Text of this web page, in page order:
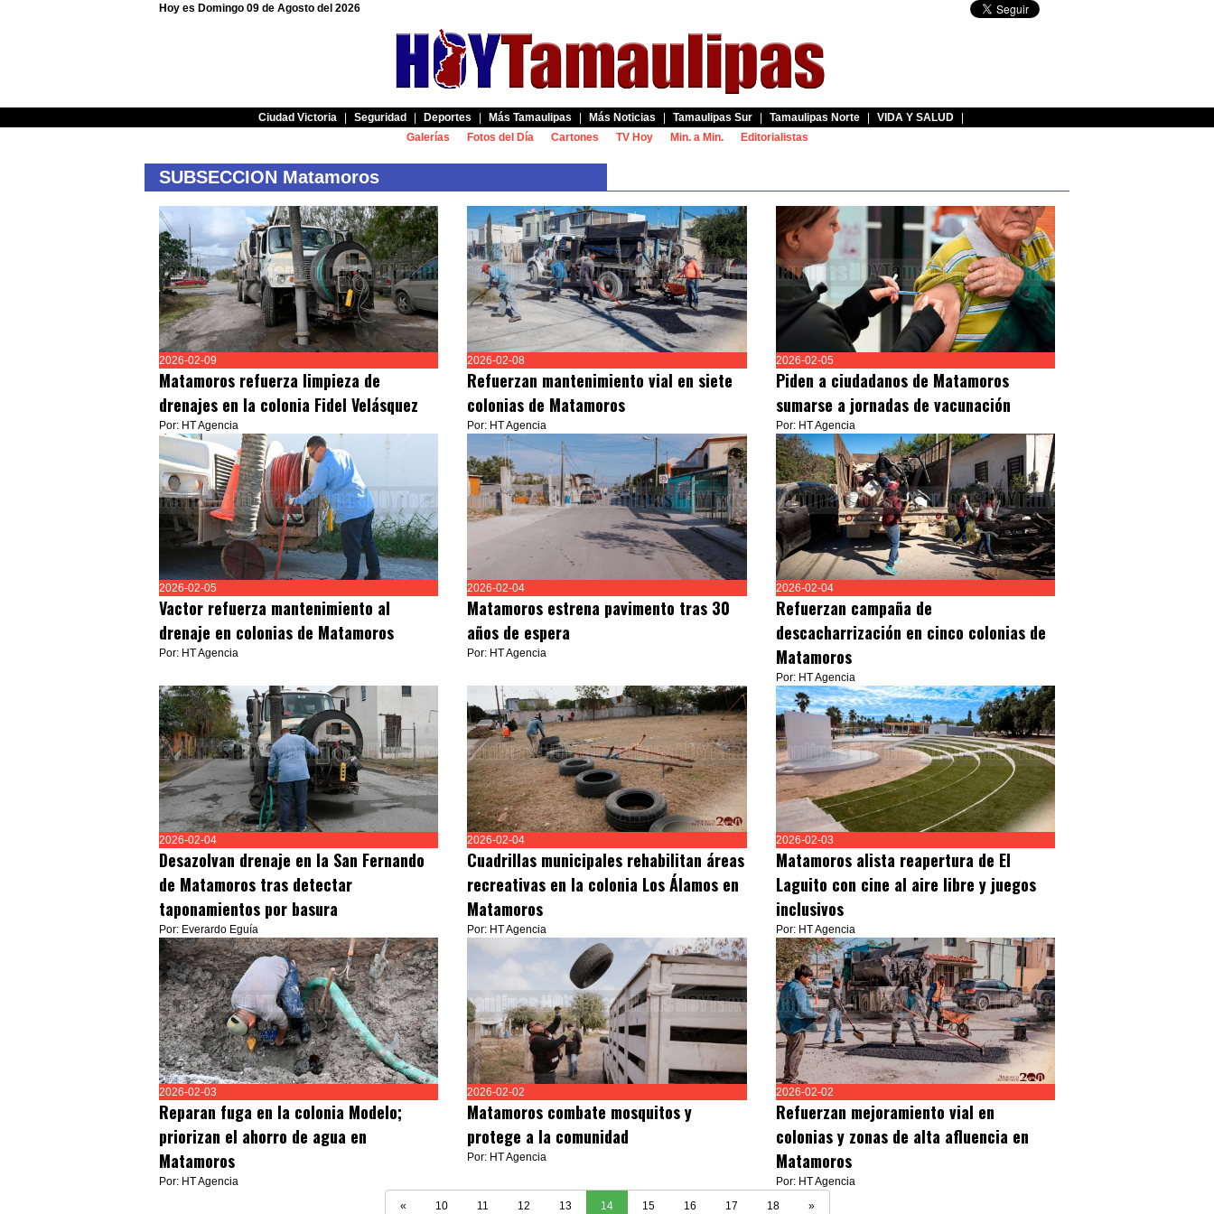
Hoy es Domingo 09 de Agosto del 2026
Ciudad Victoria Seguridad Deportes Más Tamaulipas Más Noticias Tamaulipas Sur Tamaulipas Norte VIDA Y SALUD
Galerías
Fotos del Día Cartones TV Hoy Min. a Min. Editorialistas
SUBSECCION Matamoros
2026-02-09
Matamoros refuerza limpieza de
drenajes en la colonia Fidel Velásquez
Por: HT Agencia
2026-02-08
Refuerzan mantenimiento vial en siete
colonias de Matamoros
Por: HT Agencia
2026-02-05
Piden a ciudadanos de Matamoros
sumarse a jornadas de vacunación
Por: HT Agencia
2026-02-05
Vactor refuerza mantenimiento al
drenaje en colonias de Matamoros
Por: HT Agencia
2026-02-04
Matamoros estrena pavimento tras 30
años de espera
Por: HT Agencia
2026-02-04
Refuerzan campaña de
descacharrización en cinco colonias de
Matamoros
Por: HT Agencia
2026-02-04
Desazolvan drenaje en la San Fernando
de Matamoros tras detectar
taponamientos por basura
Por: Everardo Eguía
2026-02-04
Cuadrillas municipales rehabilitan áreas
recreativas en la colonia Los Álamos en
Matamoros
Por: HT Agencia
2026-02-03
Matamoros alista reapertura de El
Laguito con cine al aire libre y juegos
inclusivos
Por: HT Agencia
2026-02-03
Reparan fuga en la colonia Modelo;
priorizan el ahorro de agua en
Matamoros
Por: HT Agencia
2026-02-02
Matamoros combate mosquitos y
protege a la comunidad
Por: HT Agencia
2026-02-02
Refuerzan mejoramiento vial en
colonias y zonas de alta afluencia en
Matamoros
Por: HT Agencia
«
10 11 12 13 14 15 16 17 18 »